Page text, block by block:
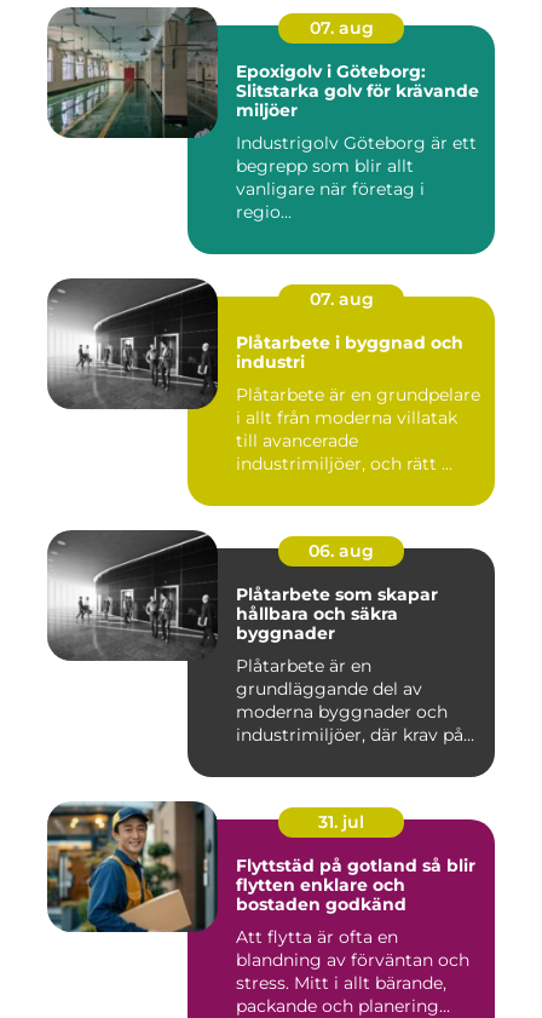
07. aug
Epoxigolv i Göteborg:
Slitstarka golv för krävande
miljöer
Industrigolv Göteborg är ett
begrepp som blir allt
vanligare när företag i
regio...
07. aug
Plåtarbete i byggnad och
industri
Plåtarbete är en grundpelare
i allt från moderna villatak
till avancerade
industrimiljöer, och rätt ...
06. aug
Plåtarbete som skapar
hållbara och säkra
byggnader
Plåtarbete är en
grundläggande del av
moderna byggnader och
industrimiljöer, där krav på
31. jul
Flyttstäd på gotland så blir
flytten enklare och
bostaden godkänd
Att flytta är ofta en
blandning av förväntan och
stress. Mitt i allt bärande,
packande och planering...